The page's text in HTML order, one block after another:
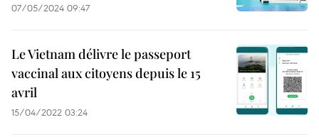
07/05/2024 09:47
Le Vietnam délivre le passeport
vaccinal aux citoyens depuis le 15
avril
15/04/2022 03:24